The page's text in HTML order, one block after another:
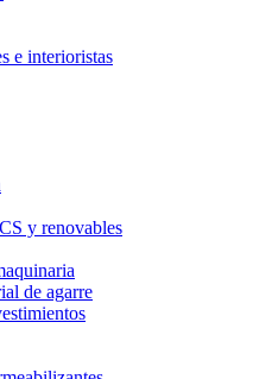
e interioristas
y renovables
de agarre